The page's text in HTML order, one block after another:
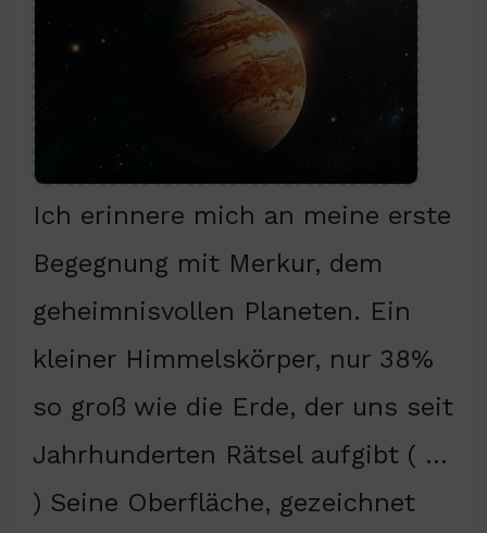
Ich erinnere mich an meine erste
Begegnung mit Merkur, dem
geheimnisvollen Planeten. Ein
kleiner Himmelskörper, nur 38%
so groß wie die Erde, der uns seit
Jahrhunderten Rätsel aufgibt ( …
) Seine Oberfläche, gezeichnet